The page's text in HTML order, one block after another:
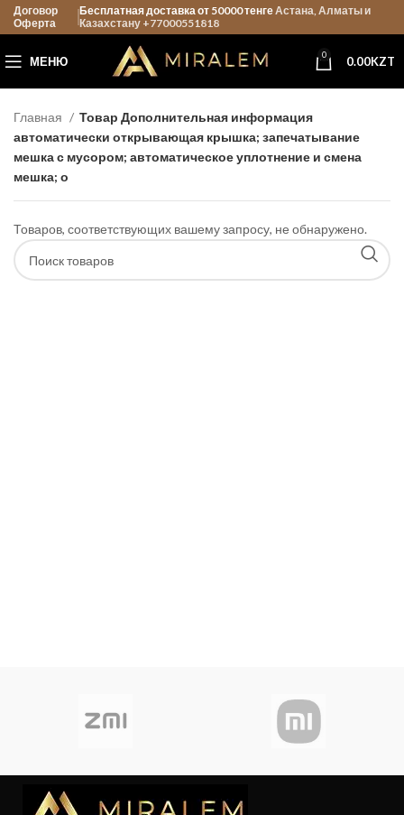
Договор
Оферта
Бесплатная доставка от 50000 тенгеАстана, Алматы и
Казахстану +77000551818
МЕНЮ 0 0.00KZT
Главная
Товар Дополнительная информация
автоматически открывающая крышка; запечатывание
мешка с мусором; автоматическое уплотнение и смена
мешка; о
Товаров, соответствующих вашему запросу, не обнаружено.